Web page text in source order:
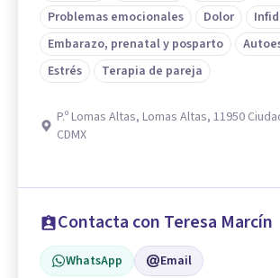
Problemas emocionales
Dolor
Embarazo, prenatal y posparto
Estrés
Terapia de pareja
P.º Lomas Altas, Lomas Altas, 11950
CDMX
Contacta con Teresa Marcín
WhatsApp Email